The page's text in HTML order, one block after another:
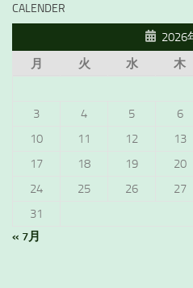
CALENDER
2026
月
火 水 木
3
4 5 6
10
11 12 13
17
18 19 20
24
25 26 27
31
« 7月